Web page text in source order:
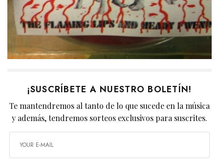
¡SUSCRÍBETE A NUESTRO BOLETÍN!
Te mantendremos al tanto de lo que sucede en la música
y además, tendremos sorteos exclusivos para suscrites.